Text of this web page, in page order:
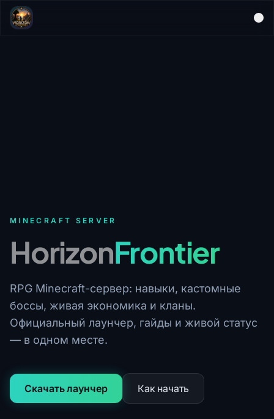
MINECRAFT SERVER
HorizonFrontier
RPG Minecraft-сервер: навыки, кастомные
боссы, живая экономика и кланы.
Официальный лаунчер, гайды и живой статус
— в одном месте.
Скачать лаунчер Как начать